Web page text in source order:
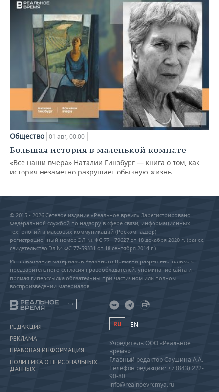
Общество 01 авг, 00:00
Большая история в маленькой комнате
«Все наши вчера» Наталии Гинзбург — книга о том, как
история незаметно разрушает обычную жизнь
© 2015 - 2026 Сетевое издание «Реальное время» Зарегистрировано
Федеральной службой по надзору в сфере связи, информационных
технологий и массовых коммуникаций (Роскомнадзор) –
регистрационный номер ЭЛ № ФС 77 - 79627 от 18 декабря 2020 г. (ранее
свидетельство Эл № ФС 77-59331 от 18 сентября 2014 г.)
Использование материалов Реального Времени разрешено только с
предварительного согласия правообладателей, упоминание сайта и
прямая гиперссылка обязательны при частичном или полном
воспроизведении материалов.
18+
РЕДАКЦИЯ
РЕКЛАМА
ПРАВОВАЯ ИНФОРМАЦИЯ
ПОЛИТИКА О ПЕРСОНАЛЬНЫХ
ДАННЫХ
RU EN
Учредитель ООО «Реальное
время»
Главный редактор Саушина А.А.
Телефон редакции: +7 (843) 222-
90-80
info@realnoevremya.ru